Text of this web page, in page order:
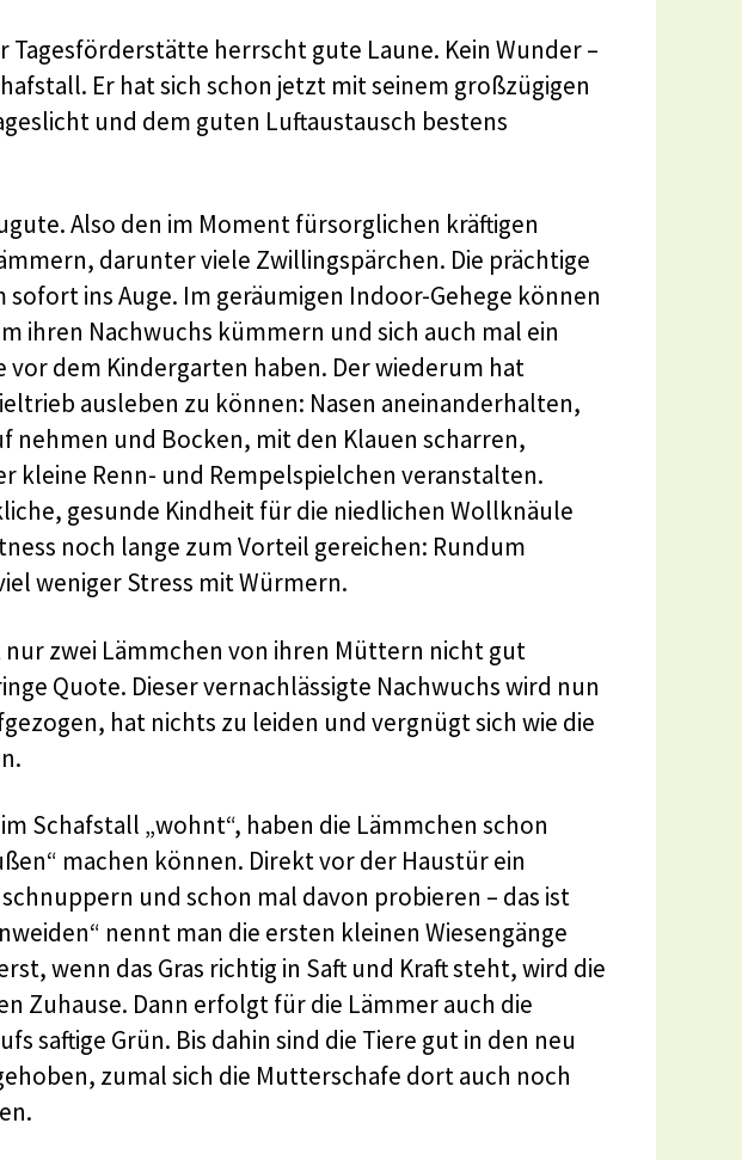
Tagesförderstätte herrscht gute Laune. Kein Wunder –
Er hat sich schon jetzt mit seinem großzügigen
und dem guten Luftaustausch bestens
Also den im Moment fürsorglichen kräftigen
darunter viele Zwillingspärchen. Die prächtige
ins Auge. Im geräumigen Indoor-Gehege können
ihren Nachwuchs kümmern und sich auch mal ein
vor dem Kindergarten haben. Der wiederum hat
ausleben zu können: Nasen aneinanderhalten,
nehmen und Bocken, mit den Klauen scharren,
kleine Renn- und Rempelspielchen veranstalten.
gesunde Kindheit für die niedlichen Wollknäule
noch lange zum Vorteil gereichen: Rundum
weniger Stress mit Würmern.
zwei Lämmchen von ihren Müttern nicht gut
Quote. Dieser vernachlässigte Nachwuchs wird nun
hat nichts zu leiden und vergnügt sich wie die
Schafstall „wohnt“, haben die Lämmchen schon
machen können. Direkt vor der Haustür ein
und schon mal davon probieren – das ist
nennt man die ersten kleinen Wiesengänge
wenn das Gras richtig in Saft und Kraft steht, wird die
Zuhause. Dann erfolgt für die Lämmer auch die
saftige Grün. Bis dahin sind die Tiere gut in den neu
zumal sich die Mutterschafe dort auch noch